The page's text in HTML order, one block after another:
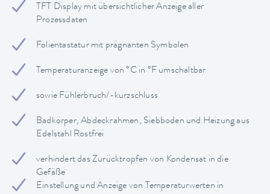
TFT Display mit übersichtlicher Anzeige aller
Prozessdaten
Folientastatur mit prägnanten Symbolen
Temperaturanzeige von °C in °F umschaltbar
sowie Fühlerbruch/-kurzschluss
Badkörper, Abdeckrahmen, Siebboden und Heizung aus
Edelstahl Rostfrei
verhindert das Zurücktropfen von Kondensat in die
Gefäße
Einstellung und Anzeige von Temperaturwerten in